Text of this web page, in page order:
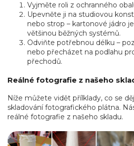
Vyjměte roli z ochranného
Upevněte ji na studiovou
nebo strop – kartonové jádro
většinou běžných systémů.
Odviňte potřebnou délku –
nebo přecházet na podlahu
přechodů.
Reálné fotografie z našeho
Níže můžete vidět přílklady, co se
skladování fotografického plátna.
reálné fotografie z našeho skladu.